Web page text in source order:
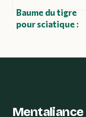
Baume du tigre
pour sciatique :
précautions
Mentaliance